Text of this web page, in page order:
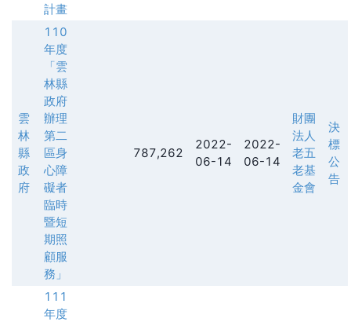
計畫
雲
林
縣
政
府
110
年度
「雲
林縣
政府
辦理
第二
區身
心障
礙者
臨時
暨短
期照
顧服
務」
787,262
2022-
06-14
2022-
06-14
財團
法人
老五
老基
金會
決
標
公
告
111
年度